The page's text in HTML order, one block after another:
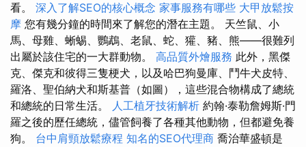
看。 深入了解SEO的核心概念 家事服務有哪些 大甲放鬆按
摩 您有幾分鐘的時間來了解您的潛在主題。 天竺鼠、小
馬、母雞、蜥蜴、鸚鵡、老鼠、蛇、獾、豬、熊——很難列
出屬於該住宅的一大群動物。 高品質外燴服務 此外，黑傑
克、傑克和彼得三隻梗犬，以及哈巴狗曼庫、鬥牛犬皮特、
羅洛、聖伯納犬和斯基普（如圖），這些混合物構成了總統
和總統的日常生活。 人工植牙技術解析 約翰·泰勒詹姆斯·門
羅之後的歷任總統，儘管飼養了各種其他動物，但都避免養
狗。 台中肩頸放鬆療程 知名的SEO代理商 喬治華盛頓是